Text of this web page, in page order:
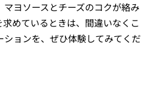
ヨソースとチーズのコクが絡み
めているときは、間違いなくこ
ョンを、ぜひ体験してみてくだ